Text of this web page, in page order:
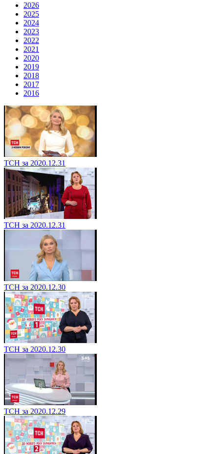
2026
2025
2024
2023
2022
2021
2020
2019
2018
2017
2016
ТСН за 2020.12.31
ТСН за 2020.12.31
ТСН за 2020.12.30
ТСН за 2020.12.30
ТСН за 2020.12.29